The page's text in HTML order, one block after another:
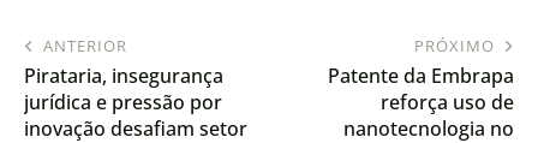
ANTERIOR
Pirataria, insegurança
jurídica e pressão por
inovação desafiam setor
PRÓXIMO
Patente da Embrapa
reforça uso de
nanotecnologia no